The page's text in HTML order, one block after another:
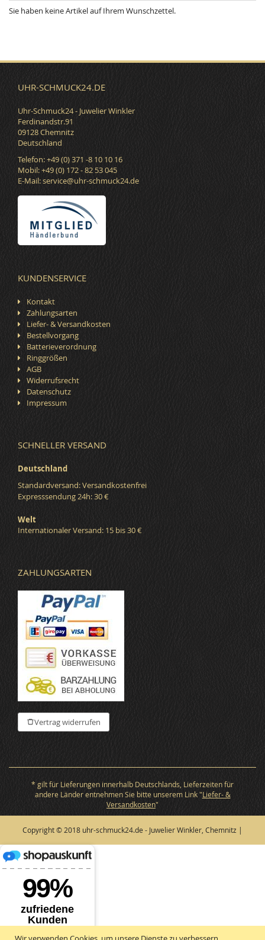
Sie haben keine Artikel auf Ihrem Wunschzettel.
UHR-SCHMUCK24.DE
Uhr-Schmuck24 - Juwelier Winkler
Ferdinandstr.91
09128 Chemnitz
Deutschland
Telefon: +49 (0) 371 -8 10 10 16
Mobil: +49 (0) 172 - 82 53 045
E-Mail:service@uhr-schmuck24.de
KUNDENSERVICE
Kontakt
Zahlungsarten
Liefer- & Versandkosten
Bestellvorgang
Batterieverordnung
Ringgrößen
AGB
Widerrufsrecht
Datenschutz
Impressum
SCHNELLER VERSAND
Deutschland
Standardversand: Versandkostenfrei
Expresssendung 24h: 30 €
Welt
Internationaler Versand: 15 bis 30 €
ZAHLUNGSARTEN
Vertrag widerrufen
* gilt für Lieferungen innerhalb Deutschlands, Lieferzeiten für
andere Länder entnehmen Sie bitte unserem Link "Liefer- &
Versandkosten"
Copyright © 2018 uhr-schmuck24.de - Juwelier Winkler, Chemnitz |